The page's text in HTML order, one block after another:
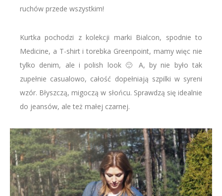
ruchów przede wszystkim!
Kurtka pochodzi z kolekcji marki Bialcon, spodnie to
Medicine, a T-shirt i torebka Greenpoint, mamy więc nie
tylko denim, ale i polish look 🙂 A, by nie było tak
zupełnie casualowo, całość dopełniają szpilki w syreni
wzór. Błyszczą, migoczą w słońcu. Sprawdzą się idealnie
do jeansów, ale też małej czarnej.